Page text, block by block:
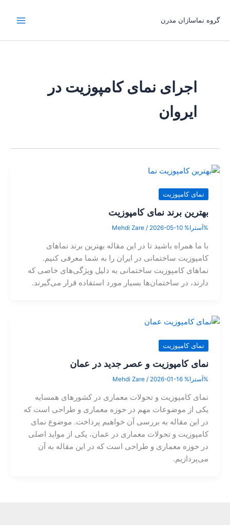
گروه نماسازان مدرن
اجرای نمای کامپوزیت در
ایروان
نمای کامپوزیت
بهترین برند نمای کامپوزیت
%آسترا% Mehdi Zare/ 2026-05-10
با ما همراه باشید تا در این مقاله بهترین برند نماهای
کامپوزیت ساختمانی در ایران را به شما معرفی کنیم.
نماهای کامپوزیت ساختمانی به دلیل ویژگی‌های خاصی که
دارند، در ساختمان‌ها بسیار مورد استفاده قرار می‌گیرند.
نمای کامپوزیت
نمای کامپوزیت و عصر جدید در عمان
%آسترا% Mehdi Zare/ 2026-01-16
نمای کامپوزیت و تحولات معماری در کشورهای همسایه
یکی از موضوعات مهم در حوزه معماری و طراحی است که
در این مقاله به بررسی آن خواهیم پرداخت. موضوع نمای
کامپوزیت و تحولات معماری در عمان، یکی از مواید اصلی
در حوزه معماری و طراحی است که در این مقاله به آن
می‌پردازیم.